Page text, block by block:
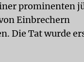
prominenten
Einbrechern
Die Tat wurde